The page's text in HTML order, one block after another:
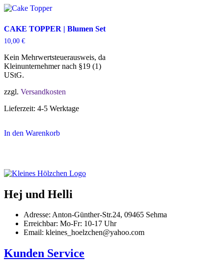
CAKE TOPPER | Blumen Set
10,00 €
Kein Mehrwertsteuerausweis, da
Kleinunternehmer nach §19 (1)
UStG.
zzgl. Versandkosten
Lieferzeit: 4-5 Werktage
In den Warenkorb
Hej und Helli
Adresse: Anton-Günther-Str.24, 09465 Sehma
Erreichbar: Mo-Fr: 10-17 Uhr
Email: kleines_hoelzchen@yahoo.com
Kunden Service